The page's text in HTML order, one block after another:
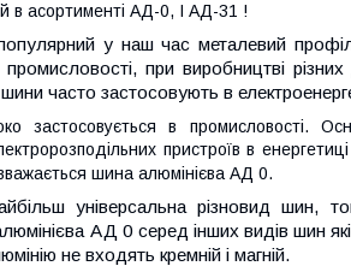
в асортименті АД-0, І АД-31 !
у наш час металевий
промисловості, при виробництві
шини часто застосовують в
застосовується в промисловості.
пристроїв в енергетиці
шина алюмінієва АД 0.
універсальна різновид шин,
АД 0 серед інших видів шин
не входять кремній і магній.